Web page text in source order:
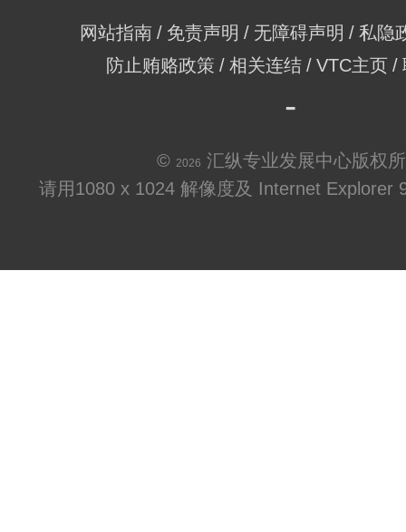
网站指南 免责声明 无障碍声明
私隐
防止贿赂政策
相关连结 VTC主页
© 2026 汇纵专业发展中心版权
请用1080 x 1024 解像度及 Internet Explorer